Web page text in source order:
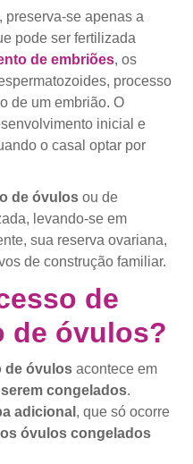
preserva-se apenas a
pode ser fertilizada
de embriões, os
processo
de um embrião. O
inicial e
o casal optar por
de óvulosou de
levando-se em
sua reserva ovariana,
de construção familiar.
de
de óvulos?
de óvulosacontece em
congelados.
adicional , que só ocorre
óvulos congelados